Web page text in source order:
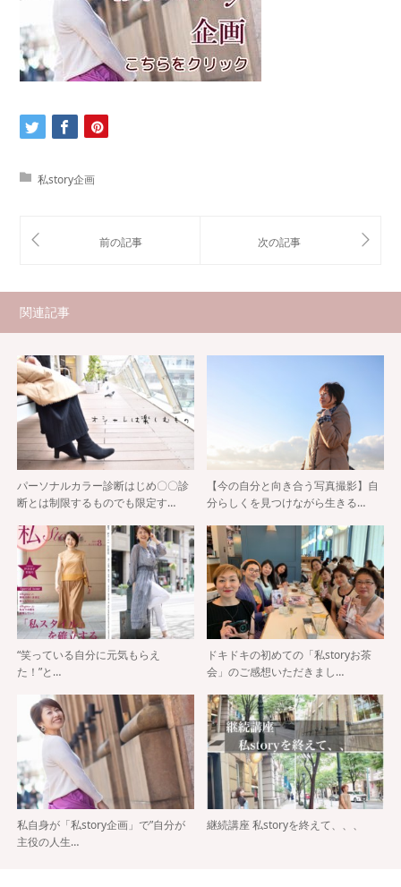
私story企画
関連記事
パーソナルカラー診断はじめ〇〇診
断とは制限するものでも限定す…
【今の自分と向き合う写真撮影】自
分らしくを見つけながら生きる…
“笑っている自分に元気もらえ
た！”と…
ドキドキの初めての「私storyお茶
会」のご感想いただきまし…
私自身が「私story企画」で”自分が
主役の人生…
継続講座 私storyを終えて、、、